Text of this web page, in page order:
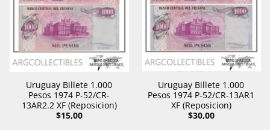
Uruguay Billete 1.000
Pesos 1974 P-52/CR-
13AR2.2 XF (Reposicion)
$15,00
Uruguay Billete 1.000
Pesos 1974 P-52/CR-13AR1
XF (Reposicion)
$30,00